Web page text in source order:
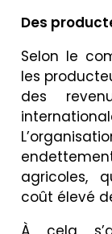
Des
Selon le
les
des
agricoles,
coût élevé